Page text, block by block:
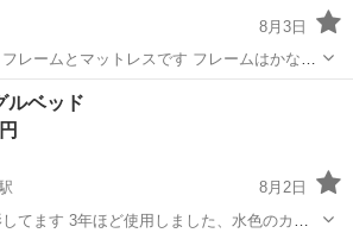
8月3日
レームとマットレスです フレームはかなり
部汚れがあるものがあります。 2階から持
たら お願いいたします😂
駅 ベッド
ルベッド
8月2日
てます 3年ほど使用しました、水色のカバ